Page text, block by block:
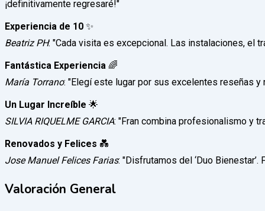
¡definitivamente regresaré!"
Experiencia de 10 ✨
Beatriz PH: "Cada visita es excepcional. Las instalaciones, el
Fantástica Experiencia 🌈
María Torrano: "Elegí este lugar por sus excelentes reseñas
Un Lugar Increíble 🌟
SILVIA RIQUELME GARCIA: "Fran combina profesionalismo y
Renovados y Felices 💑
Jose Manuel Felices Farias: "Disfrutamos del ‘Duo
Valoración General